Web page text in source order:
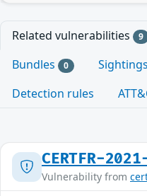
Related vulnerabilities 9
Bundles 0 Sightings
Detection rules
CERTFR-
Vulnerability from